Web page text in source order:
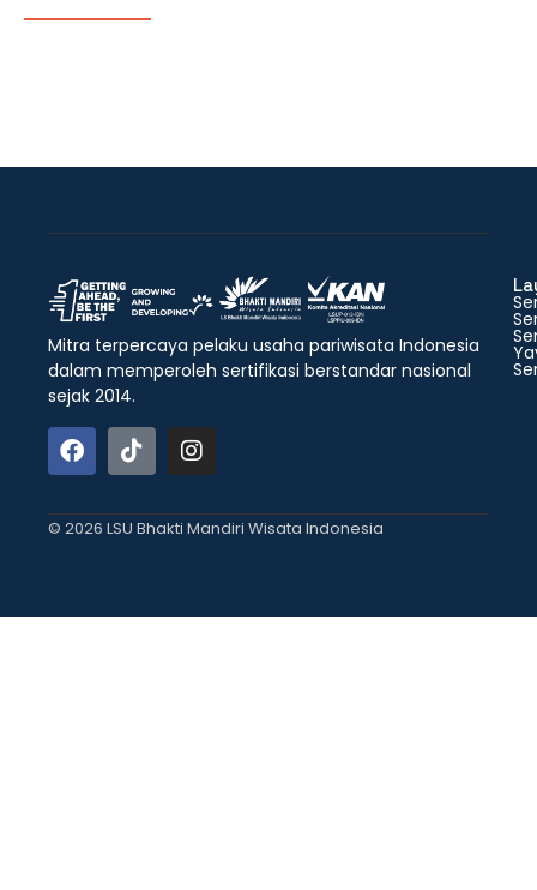
Mitra terpercaya pelaku usaha pariwisata Indonesia
dalam memperoleh sertifikasi berstandar nasional
sejak 2014.
© 2026 LSU Bhakti Mandiri Wisata Indonesia